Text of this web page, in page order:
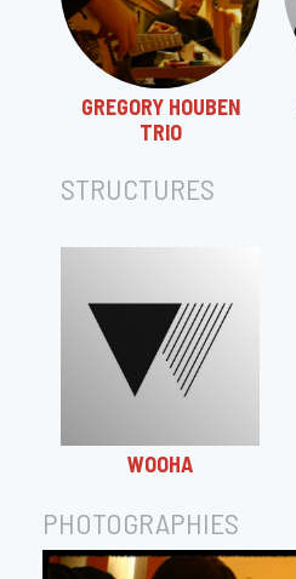
GREGORY HOUBEN
TRIO
STRUCTURES
WOOHA
PHOTOGRAPHIES